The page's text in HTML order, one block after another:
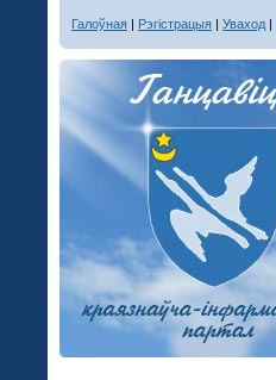
Галоўная | Рэгістрацыя | Уваход |